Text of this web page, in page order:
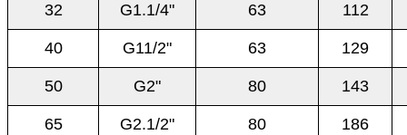
32 G1.1/4" 63 112
40 G11/2" 63 129
50 G2" 80 143
65 G2.1/2" 80 186